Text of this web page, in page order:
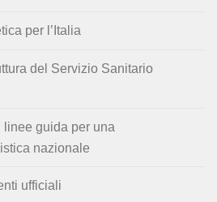
per l’Italia
del Servizio Sanitario
linee guida per una
nazionale
ufficiali